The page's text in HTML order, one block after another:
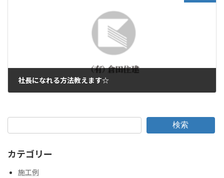
社長になれる方法教えます☆
検索
カテゴリー
施工例